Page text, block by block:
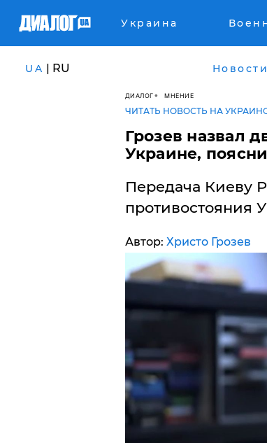
Украина
UA | RU Новости
ДИАЛОГ МНЕНИЕ
ЧИТАТЬ НОВОСТЬ НА
​Грозев назвал
Украине,
Передача Киеву
противостояния
Автор: Христо Грозев